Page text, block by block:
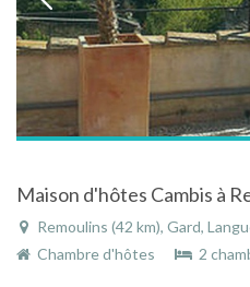
Maison d'hôtes Cambis à
Remoulins (42 km), Gard,
Chambre d'hôtes
2